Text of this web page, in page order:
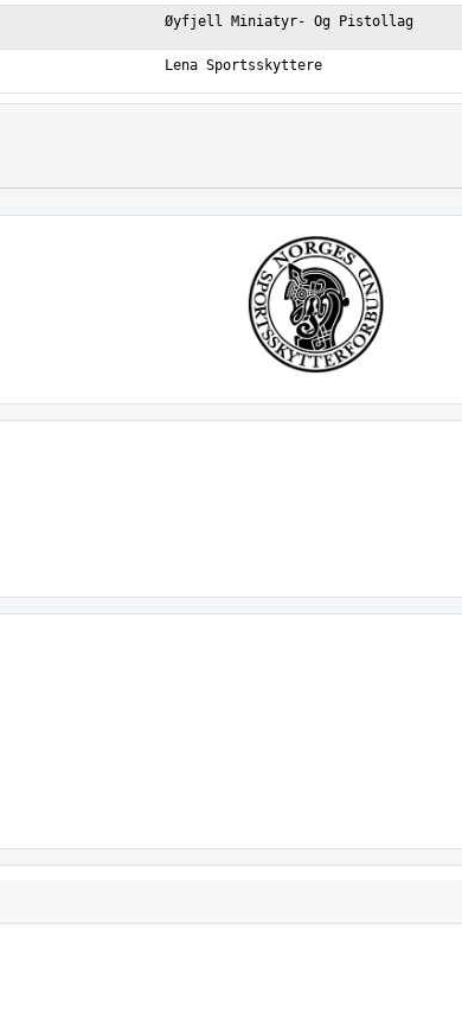
Øyfjell Miniatyr- Og Pistollag
Lena Sportsskyttere